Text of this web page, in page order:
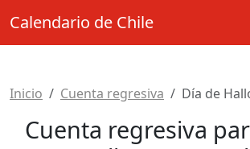
Calendario de Chile
Inicio Cuenta regresiva Día de
Cuenta regresiva